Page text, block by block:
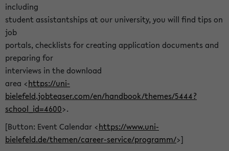
including
student assistantships at our university, you will find tips on
job
portals, checklists for creating application documents and
preparing for
interviews in the download
area <https://uni-
bielefeld.jobteaser.com/en/handbook/themes/5444?
school_id=4600>.
[Button: Event Calendar <https://www.uni-
bielefeld.de/themen/career-service/programm/>]